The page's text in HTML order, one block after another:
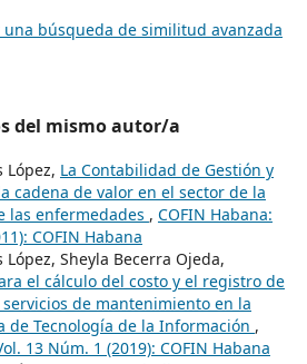
búsqueda de similitud avanzada
del mismo autor/a
López, La Contabilidad de Gestión y
cadena de valor en el sector de la
las enfermedades , COFIN Habana:
COFIN Habana
López, Sheyla Becerra Ojeda,
el cálculo del costo y el registro de
de mantenimiento en la
de Tecnología de la Información ,
13 Núm. 1 (2019): COFIN Habana